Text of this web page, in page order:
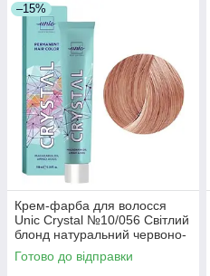
–15%
Крем-фарба для волосся
Unic Crystal №10/056 Світлий
блонд натуральний червоно-
фіолетовий 100 мл
Готово до відправки